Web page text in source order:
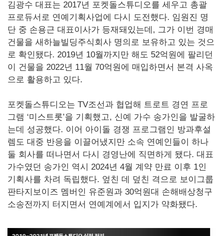
김광수 대표는 2017년 포켓돌스튜디오를 세우고 총괄
프로듀서로 연예기획사업에 다시 도전했다. 임원진 명
단 중 손용근 대표이사가 등재돼있는데, 그가 이번 경매
건물을 새하늘빌딩주식회사 명의로 보유하고 있는 것으
로 확인됐다. 2019년 10월까지만 해도 52억원에 팔리던
이 건물을 2022년 11월 70억원에 매입하면서 본격 사옥
으로 활용하고 있다.
포켓돌스튜디오는 TV조선과 협업해 트로트 경연 프로
그램 ‘미스트롯’을 기획했고, 신예 가수 송가인을 발굴하
는데 성공했다. 이어 아이돌 경쟁 프로그램인 방과후설
렘도 대중 반응을 이끌어냈지만 소속 연예인들이 하나
둘 회사를 떠나면서 다시 경영난에 직면하게 됐다. 대표
가수였던 송가인 역시 2024년 4월 계약 만료 이후 1인
기획사를 차려 독립했다. 엎친 데 덮친 격으로 보이그룹
판타지보이즈 멤버인 유준원과 30억원대 손해배상청구
소송전까지 터지면서 연예계에서 입지가 약화됐다.